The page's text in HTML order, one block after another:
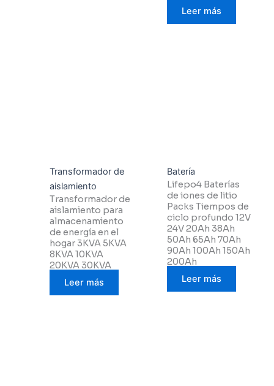
Leer más
Transformador de
aislamiento
Transformador de
aislamiento para
almacenamiento
de energía en el
hogar 3KVA 5KVA
8KVA 10KVA
20KVA 30KVA
Leer más
Batería
Lifepo4 Baterías
de iones de litio
Packs Tiempos de
ciclo profundo 12V
24V 20Ah 38Ah
50Ah 65Ah 70Ah
90Ah 100Ah 150Ah
200Ah
Leer más